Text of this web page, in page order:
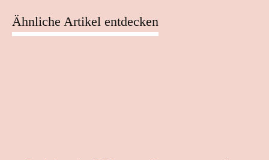
Ähnliche Artikel entdecken